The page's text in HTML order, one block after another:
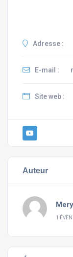
Adresse :
E-mail :
Site web :
Auteur
1